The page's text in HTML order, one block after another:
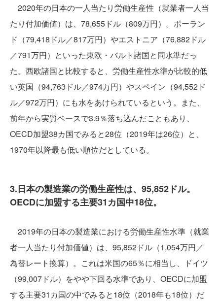
2020年の日本の一人当たり労働生産性（就業者一人当
たり付加価値）は、78,655ドル（809万円）。ポーラン
ド（79,418ドル／817万円）やエストニア（76,882ドル
／791万円）といった東欧・バルト諸国と同水準だっ
た。西欧諸国と比較すると、労働生産性水準が比較的低
い英国（94,763ドル／974万円）やスペイン（94,552ド
ル／972万円）にも水をあけられているという。また、
前年から実質ベースで3.9％落ち込んだこともあり、
OECD加盟38カ国でみると28位（2019年は26位）と、
1970年以降最も低い順位だとしている。
3.日本の製造業の労働生産性は、95,852ドル。
OECDに加盟する主要31カ国中18位。
2019年の日本の製造業における労働生産性水準（就業
者一人当たり付加価値）は、95,852ドル（1,054万円／
為替レート換算）。これは米国の65％に相当し、ドイツ
（99,007ドル）をやや下回る水準であり、OECDに加盟
する主要31カ国の中でみると18位（2018年も18位）だ